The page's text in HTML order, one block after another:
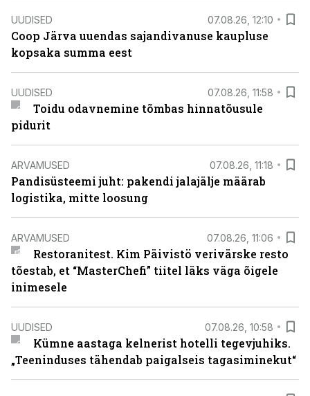
UUDISED 07.08.26, 12:10
Coop Järva uuendas sajandivanuse kaupluse
kopsaka summa eest
UUDISED 07.08.26, 11:58
Toidu odavnemine tõmbas hinnatõusule
pidurit
ARVAMUSED 07.08.26, 11:18
Pandisüsteemi juht: pakendi jalajälje määrab
logistika, mitte loosung
ARVAMUSED 07.08.26, 11:06
Restoranitest. Kim Päivistö verivärske resto
tõestab, et “MasterChefi” tiitel läks väga õigele
inimesele
UUDISED 07.08.26, 10:58
Kümne aastaga kelnerist hotelli tegevjuhiks.
„Teeninduses tähendab paigalseis tagasiminekut“